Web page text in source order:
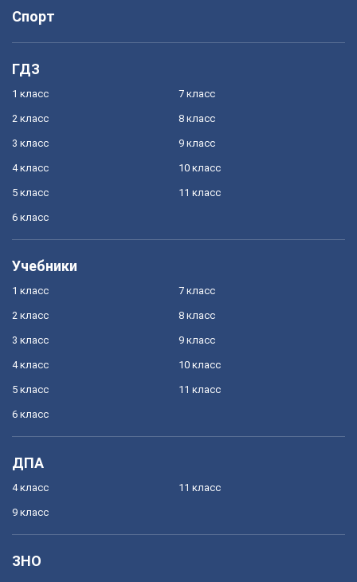
Спорт
ГДЗ
1 класс
2 класс
3 класс
4 класс
5 класс
6 класс
7 класс
8 класс
9 класс
10 класс
11 класс
Учебники
1 класс
2 класс
3 класс
4 класс
5 класс
6 класс
7 класс
8 класс
9 класс
10 класс
11 класс
ДПА
4 класс
9 класс
11 класс
ЗНО